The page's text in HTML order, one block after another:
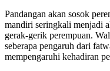
Pandangan akan sosok
mandiri seringkali menjadi
gerak-gerik perempuan.
seberapa pengaruh dari
mempengaruhi kehadiran